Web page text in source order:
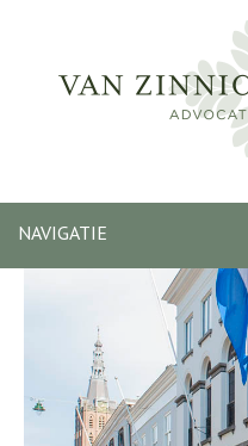
NAVIGATIE